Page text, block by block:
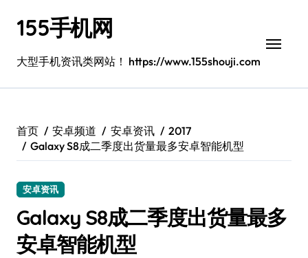
155手机网
大型手机资讯类网站！ https://www.155shouji.com
首页 安卓频道 安卓资讯
2017
Galaxy S8成二季度出货量最多安卓智能机型
安卓资讯
Galaxy S8成二季度出货量最多
安卓智能机型